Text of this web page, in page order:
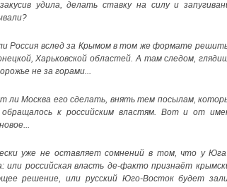
удила, делать ставку на силу и
Россия вслед за Крымом в том же формате
Харьковской областей. А там следом,
не за горами...
ли Москва его сделать, внять тем посылам,
к российским властям. Вот и от
уже не оставляет сомнений в том, что у
российская власть де-факто признаёт
решение, или русский Юго-Восток будет